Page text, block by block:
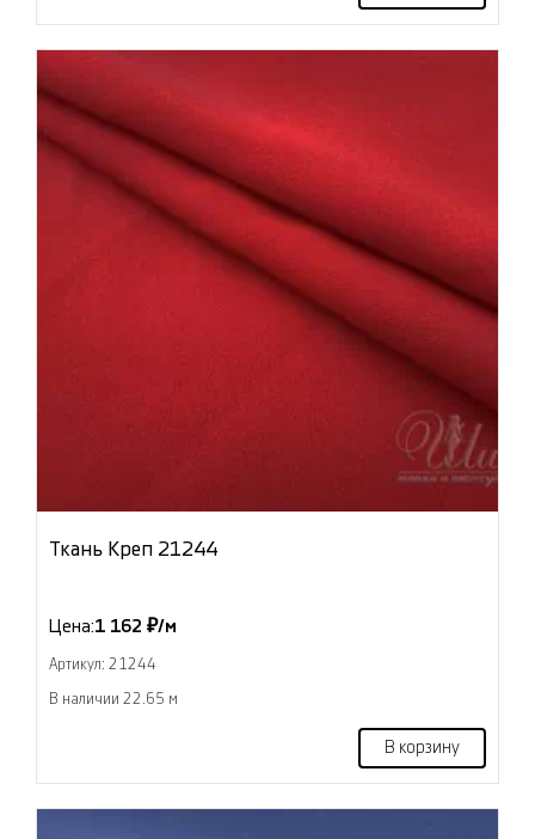
Ткань Креп 21244
Цена:1 162 ₽/м
Артикул: 21244
В наличии 22.65 м
В корзину